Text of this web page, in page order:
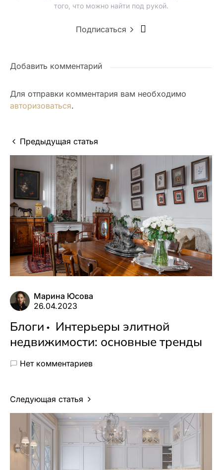
того, что можно найти под рукой.
Подписаться
Добавить комментарий
Для отправки комментария вам необходимо
авторизоваться.
Предыдущая статья
Марина Юсова
26.04.2023
Блоги
Интерьеры элитной
недвижимости: основные тренды
Нет комментариев
Следующая статья